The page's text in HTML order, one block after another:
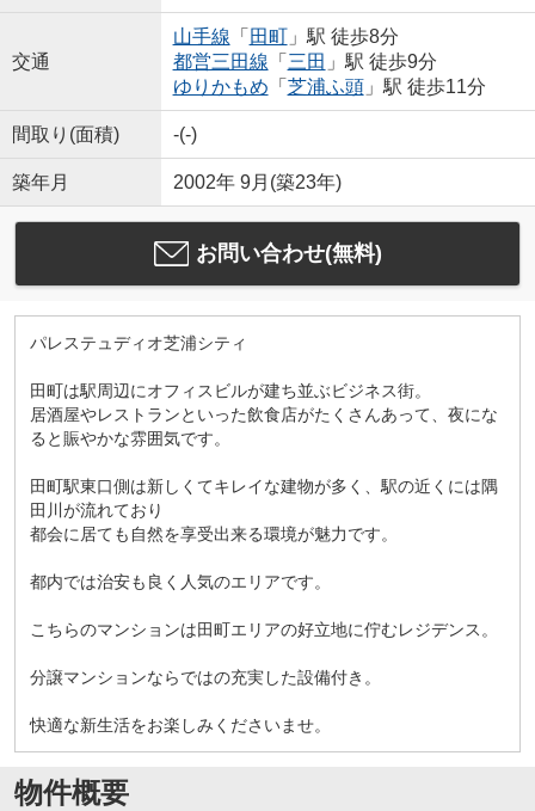
交通
山手線 「 田町」駅 徒歩8分
都営三田線 「 三田 」駅 徒歩9分
ゆりかもめ 「 芝浦ふ頭」駅 徒歩11分
間取り(面積) -(-)
築年月 2002年 9月(築23年)
お問い合わせ(無料)
パレステュディオ芝浦シティ
田町は駅周辺にオフィスビルが建ち並ぶビジネス街。
居酒屋やレストランといった飲食店がたくさんあって、夜にな
ると賑やかな雰囲気です。
田町駅東口側は新しくてキレイな建物が多く、駅の近くには隅
田川が流れており
都会に居ても自然を享受出来る環境が魅力です。
都内では治安も良く人気のエリアです。
こちらのマンションは田町エリアの好立地に佇むレジデンス。
分譲マンションならではの充実した設備付き。
快適な新生活をお楽しみくださいませ。
物件概要